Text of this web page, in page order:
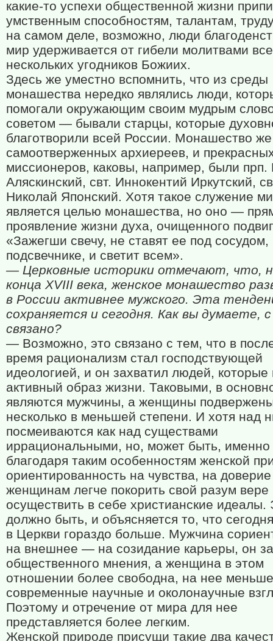
какие-то успехи общественной жизни
умственным способностям, талантам,
на самом деле, возможно, люди
мир удерживается от гибели молитвами
нескольких угодников Божиих.
Здесь же уместно вспомнить, что из среды
монашества нередко являлись люди,
помогали окружающим своим мудрым
советом — бывали старцы, которые
благотворили всей России. Монашество
самоотверженных архиереев, и
миссионеров, каковы, например, были прп.
Аляскинский, свт. Иннокентий Иркутский,
Николай Японский. Хотя такое служение
является целью монашества, но оно —
проявление жизни духа, очищенного
«Зажегши свечу, не ставят ее под сосудом,
подсвечнике, и светит всем».
— Церковные историки отмечают, что,
конца XVIII века, женское монашество
в России активнее мужского. Эта
сохраняется и сегодня. Как вы думаете,
связано?
— Возможно, это связано с тем, что в
время рационализм стал господствующей
идеологией, и он захватил людей, которые
активный образ жизни. Таковыми, в
являются мужчины, а женщины
несколько в меньшей степени. И хотя над
посмеиваются как над существами
иррациональными, но, может быть, именно
благодаря таким особенностям женской
ориентированность на чувства, на
женщинам легче покорить свой разум вере
осуществить в себе христианские идеалы.
должно быть, и объясняется то, что
в Церкви гораздо больше. Мужчина
на внешнее — на созидание карьеры, он
общественного мнения, а женщина в этом
отношении более свободна, на нее
современные научные и околонаучные
Поэтому и отречение от мира для нее
представляется более легким.
Женской природе присущи такие два